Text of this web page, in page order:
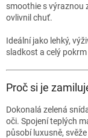
smoothie s výraznou
ovlivnil chuť.
Ideální jako lehký,
sladkost a celý
Proč si je
Dokonalá zelená
oči. Spojení teplých
působí luxusně,